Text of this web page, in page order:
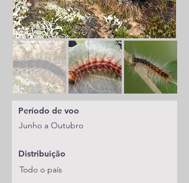
Período de voo
Junho a Outubro
Distribuição
Todo o país